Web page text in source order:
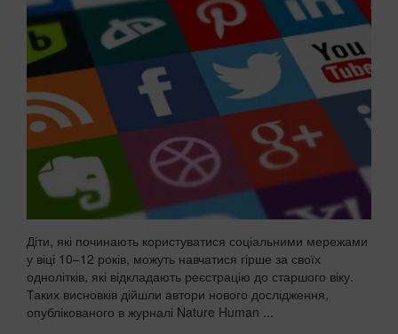
Діти, які починають користуватися соціальними мережами
у віці 10–12 років, можуть навчатися гірше за своїх
однолітків, які відкладають реєстрацію до старшого віку.
Таких висновків дійшли автори нового дослідження,
опублікованого в журналі Nature Human ...